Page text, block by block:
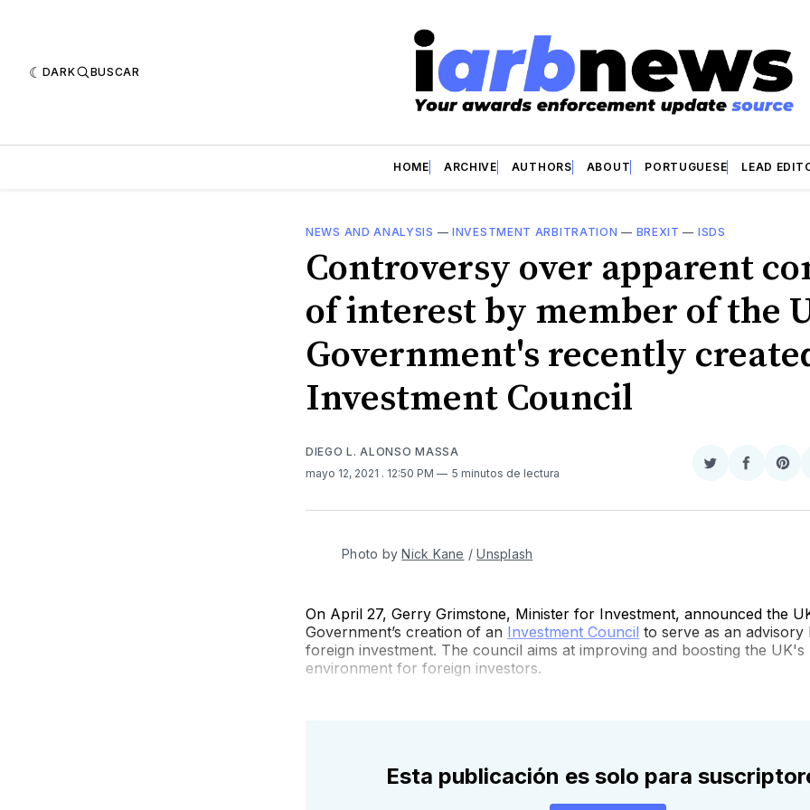
DARK BUSCAR
HOME ARCHIVE AUTHORS ABOUT PORTUGUESE LEAD
NEWS AND ANALYSIS —INVESTMENT ARBITRATION — BREXIT — ISDS
Controversy over apparent
of interest by member of the
Government's recently
Investment Council
DIEGO L. ALONSO MASSA
mayo 12, 2021 . 12:50 PM 5 minutos de lectura
Compartir
Twitter
Photo byNick Kane /Unsplash
On April 27, Gerry Grimstone, Minister for Investment, announced the
Government’s creation of an Investment Council to serve as an advisory
foreign investment. The council aims at improving and boosting the UK's
environment for foreign investors.
Esta publicación es solo para